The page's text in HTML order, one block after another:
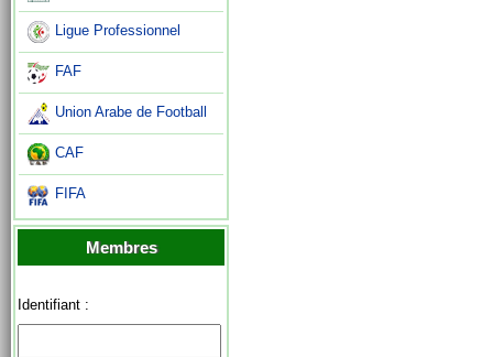
Ligue Professionnel
FAF
Union Arabe de Football
CAF
FIFA
Membres
Identifiant :